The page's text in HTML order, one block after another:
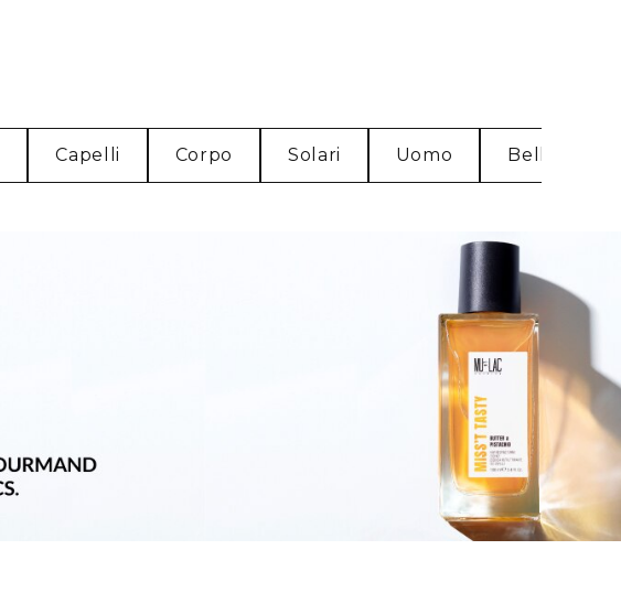
Capelli Corpo Solari Uomo Bellezza